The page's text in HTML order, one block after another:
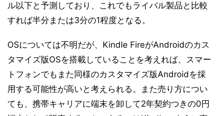
ル以下と予測しており、これでもライバル製品と比較
すれば半分または3分の1程度となる。
OSについては不明だが、Kindle FireがAndroidのカス
タマイズ版OSを搭載していることを考えれば、スマー
トフォンでもまた同様のカスタマイズ版Androidを採
用する可能性が高いと考えられる。また売り方につい
ても、携帯キャリアに端末を卸して2年契約つきの0円